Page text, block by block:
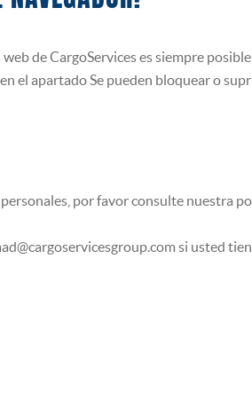
de CargoServices es siempre
el apartado Se pueden bloquear o
por favor consulte nuestra
si usted